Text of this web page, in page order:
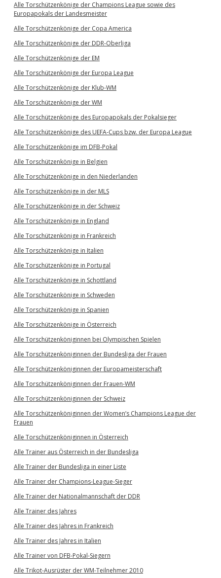
Alle Torschützenkönige der Champions League sowie des
Europapokals der Landesmeister
Alle Torschützenkönige der Copa America
Alle Torschützenkönige der DDR-Oberliga
Alle Torschützenkönige der EM
Alle Torschützenkönige der Europa League
Alle Torschützenkönige der Klub-WM
Alle Torschützenkönige der WM
Alle Torschützenkönige des Europapokals der Pokalsieger
Alle Torschützenkönige des UEFA-Cups bzw. der Europa League
Alle Torschützenkönige im DFB-Pokal
Alle Torschützenkönige in Belgien
Alle Torschützenkönige in den Niederlanden
Alle Torschützenkönige in der MLS
Alle Torschützenkönige in der Schweiz
Alle Torschützenkönige in England
Alle Torschützenkönige in Frankreich
Alle Torschützenkönige in Italien
Alle Torschützenkönige in Portugal
Alle Torschützenkönige in Schottland
Alle Torschützenkönige in Schweden
Alle Torschützenkönige in Spanien
Alle Torschützenkönige in Österreich
Alle Torschützenköniginnen bei Olympischen Spielen
Alle Torschützenköniginnen der Bundesliga der Frauen
Alle Torschützenköniginnen der Europameisterschaft
Alle Torschützenköniginnen der Frauen-WM
Alle Torschützenköniginnen der Schweiz
Alle Torschützenköniginnen der Women’s Champions League der
Frauen
Alle Torschützenköniginnen in Österreich
Alle Trainer aus Österreich in der Bundesliga
Alle Trainer der Bundesliga in einer Liste
Alle Trainer der Champions-League-Sieger
Alle Trainer der Nationalmannschaft der DDR
Alle Trainer des Jahres
Alle Trainer des Jahres in Frankreich
Alle Trainer des Jahres in Italien
Alle Trainer von DFB-Pokal-Siegern
Alle Trikot-Ausrüster der WM-Teilnehmer 2010